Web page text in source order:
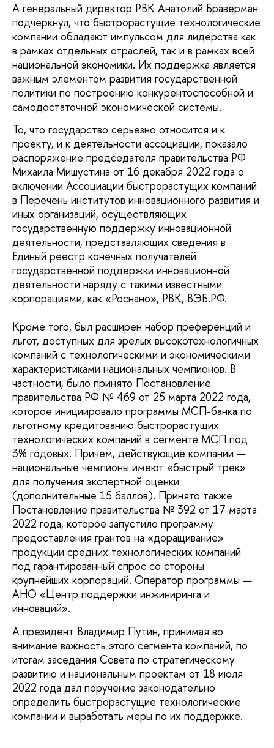
А генеральный директор РВК Анатолий Браверман
подчеркнул, что быстрорастущие технологические
компании обладают импульсом для лидерства как
в рамках отдельных отраслей, так и в рамках всей
национальной экономики. Их поддержка является
важным элементом развития государственной
политики по построению конкурентоспособной и
самодостаточной экономической системы.
То, что государство серьезно относится и к
проекту, и к деятельности ассоциации, показало
распоряжение председателя правительства РФ
Михаила Мишустина от 16 декабря 2022 года о
включении Ассоциации быстрорастущих компаний
в Перечень институтов инновационного развития и
иных организаций, осуществляющих
государственную поддержку инновационной
деятельности, представляющих сведения в
Единый реестр конечных получателей
государственной поддержки инновационной
деятельности наряду с такими известными
корпорациями, как «Роснано», РВК, ВЭБ.РФ.
Кроме того, был расширен набор преференций и
льгот, доступных для зрелых высокотехнологичных
компаний с технологическими и экономическими
характеристиками национальных чемпионов. В
частности, было принято Постановление
правительства РФ № 469 от 25 марта 2022 года,
которое инициировало программы МСП-банка по
льготному кредитованию быстрорастущих
технологических компаний в сегменте МСП под
3% годовых. Причем, действующие компании —
национальные чемпионы имеют «быстрый трек»
для получения экспертной оценки
(дополнительные 15 баллов). Принято также
Постановление правительства № 392 от 17 марта
2022 года, которое запустило программу
предоставления грантов на «доращивание»
продукции средних технологических компаний
под гарантированный спрос со стороны
крупнейших корпораций. Оператор программы —
АНО «Центр поддержки инжиниринга и
инноваций».
А президент Владимир Путин, принимая во
внимание важность этого сегмента компаний, по
итогам заседания Совета по стратегическому
развитию и национальным проектам от 18 июля
2022 года дал поручение законодательно
определить быстрорастущие технологические
компании и выработать меры по их поддержке.